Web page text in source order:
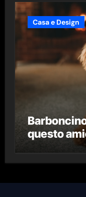
Casa e Design
questo